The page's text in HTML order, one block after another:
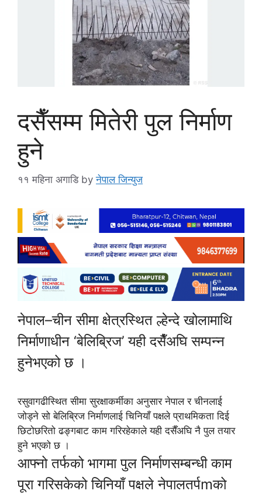
दसैँसम्म मितेरी पुल निर्माण
हुने
११ महिना अगाडि byनेपाल जिन्युज
नेपाल–चीन सीमा क्षेत्रस्थित ल्हेन्दे खोलामाथि
निर्माणाधीन ‘बेलिब्रिज’ यही दसैँअघि सम्पन्न
हुनेभएको छ ।
रसुवागढीस्थित सीमा सुरक्षाकर्मीका अनुसार नेपाल र चीनलाई
जोड्ने सो बेलिब्रिज निर्माणलाई चिनियाँ पक्षले प्राथमिकता दिई
छिटोछरितो ढङ्गबाट काम गरिरहेकाले यही दसैँअघि नै पुल तयार
हुने भएको छ ।
आफ्नो तर्फको भागमा पुल निर्माणसम्बन्धी काम
पूरा गरिसकेको चिनियाँ पक्षले नेपालतर्पmको